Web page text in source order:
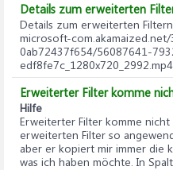
Details zum erweiterten
Details zum erweiterten Filtern
microsoft-
0ab72437f654/56087641-
Erweiterter Filter komme
Hilfe
Erweiterter Filter komme
erweiterten Filter so
aber er kopiert mir immer die
was ich haben möchte. In